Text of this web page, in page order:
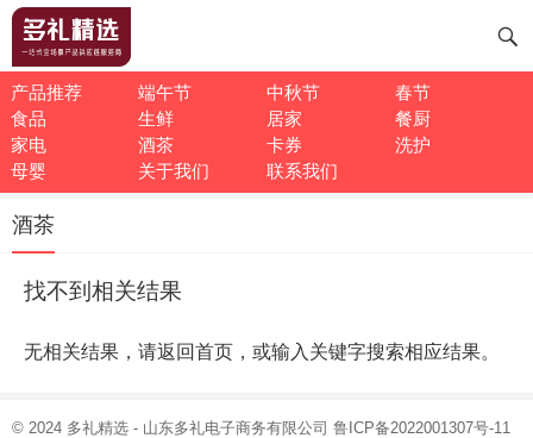
产品推荐 端午节 中秋节
春节
食品
生鲜 居家
餐厨
家电
酒茶 卡券
洗护
母婴
关于我们 联系我们
酒茶
找不到相关结果
无相关结果，请返回首页，或输入关键字搜索相应结果。
© 2024 多礼精选 - 山东多礼电子商务有限公司 鲁ICP备2022001307号-11